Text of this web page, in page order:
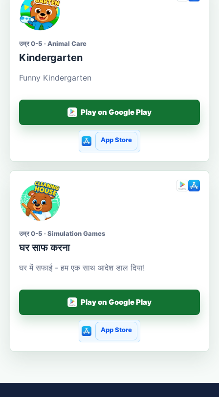
उम्र 0-5 · Animal Care
Kindergarten
Funny Kindergarten
Play on Google Play
App Store
उम्र 0-5 · Simulation Games
घर साफ करना
घर में सफाई - हम एक साथ आदेश डाल दिया!
Play on Google Play
App Store